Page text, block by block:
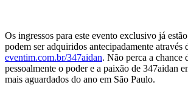
Os ingressos para este evento exclusivo já
podem ser adquiridos antecipadamente através
eventim.com.br/347aidan. Não perca a chance
pessoalmente o poder e a paixão de 347aidan
mais aguardados do ano em São Paulo.